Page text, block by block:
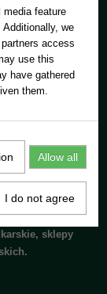
szybkie i
oraz umożliwić
zaczyna się
jest
produktów. W
– to ważne,
działalności
tylko z
sklepy
feature
we
access
use this
have gathered
them.
Allow all
I do not agree